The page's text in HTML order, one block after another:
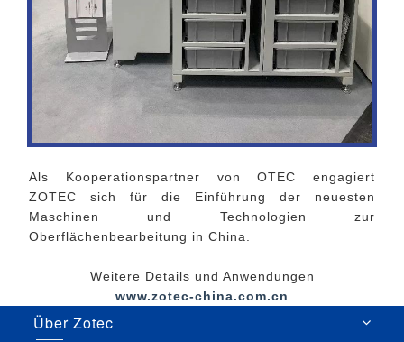
Als Kooperationspartner von OTEC engagiert
ZOTEC sich für die Einführung der neuesten
Maschinen und Technologien zur
Oberflächenbearbeitung in China.
Weitere Details und Anwendungen
www.zotec-china.com.cn
Über Zotec